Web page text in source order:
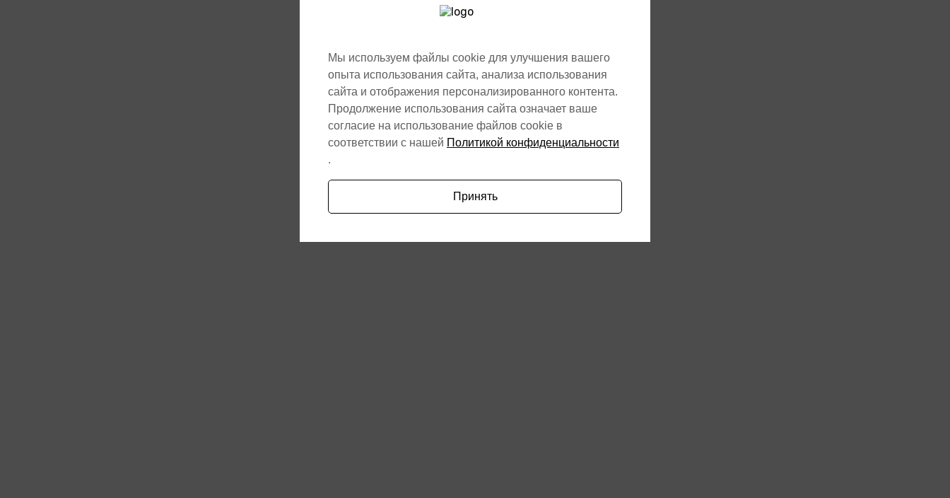
Мы используем файлы cookie для улучшения вашего
опыта использования сайта, анализа использования
сайта и отображения персонализированного контента.
Продолжение использования сайта означает ваше
согласие на использование файлов cookie в
соответствии с нашей Политикой конфиденциальности
.
Принять